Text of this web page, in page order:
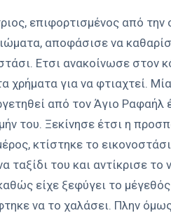
επιφορτισμένος από
αποφάσισε να
Ετσι ανακοίνωσε στον
χρήματα για να φτιαχτεί.
από τον Άγιο
του. Ξεκίνησε έτσι η
κτίστηκε το
ταξίδι του και αντίκρισε το
είχε ξεφύγει το
να το χαλάσει. Πλην